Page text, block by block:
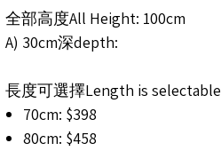
全部高度All Height: 100cm
A) 30cm深depth:
長度可選擇Length is
70cm: $398
80cm: $458